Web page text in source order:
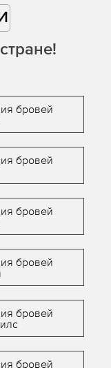
бровей
бровей
бровей
бровей
бровей
бровей